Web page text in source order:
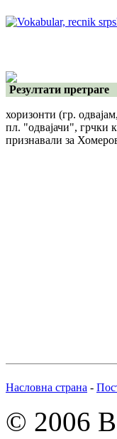
Резултати претраге
хоризонти (гр.
пл. "одвајачи", грчки
признавали за
Насловна страна -
© 2006